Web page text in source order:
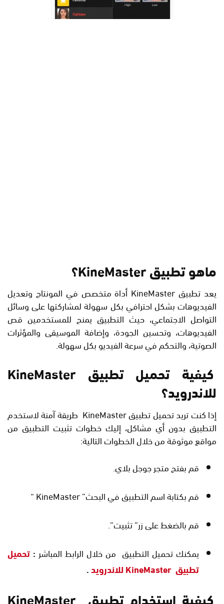
ماهو تطبيق KineMaster؟
يعد تطبيق KineMaster أداة متخصص في المونتاج وتعديل
الفيديوهات بشكل احترافي بكل سهولة لمشاركتها على وسائل
التواصل الاجتماعي، حيث التطبيق يمنح للمستخدمين قص
الفيديوهات، وتحسين الجودة، وإضافة الموسيقى والمؤثرات
الصوتية، والتحكم في سرعة الفيديو بكل سهولة.
كيفية تحميل تطبيق KineMaster
للاندرويد؟
إذا كنت تريد تحميل تطبيق KineMaster طريقة آمنة لاستخدم
التطبيق بدون أي مشاكل، إليك خطوات تثبيت التطبيق من
مواقع موثوقة من خلال الخطوات التالية:
قم بفتح متجر جوجل بلاي.
قم بكتابة اسم التطبيق في البحث” KineMaster “
قم بالضغط على زر” تثبيت”.
يمكنك تحميل التطبيق من خلال الرابط المباشر : تحميل
تطبيق KineMaster للاندرويد
.
كيفية استخدام تطبيق KineMaster